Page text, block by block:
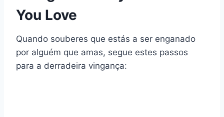
You Love
Quando souberes que estás a ser enganado
por alguém que amas, segue estes passos
para a derradeira vingança: